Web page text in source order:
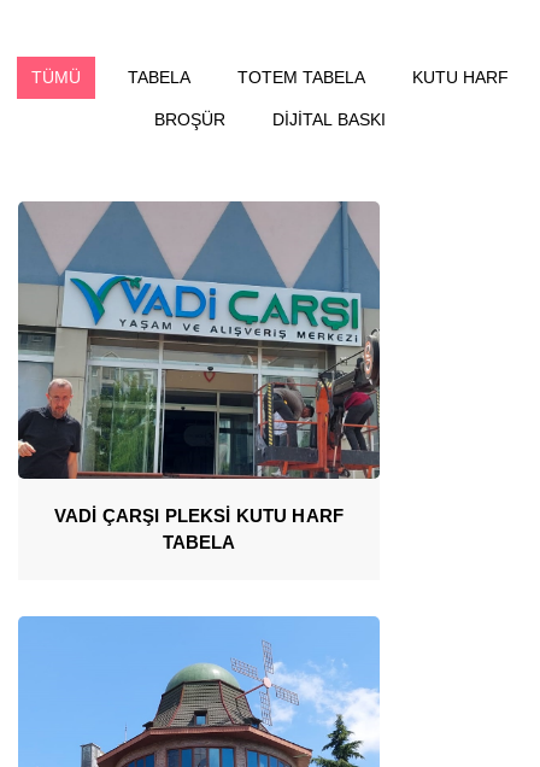
TÜMÜ TABELA TOTEM TABELA KUTU HARF
BROŞÜR DİJİTAL BASKI
VADİ ÇARŞI PLEKSİ KUTU HARF
TABELA